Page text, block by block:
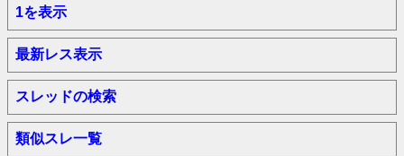
1を表示
最新レス表示
スレッドの検索
類似スレ一覧